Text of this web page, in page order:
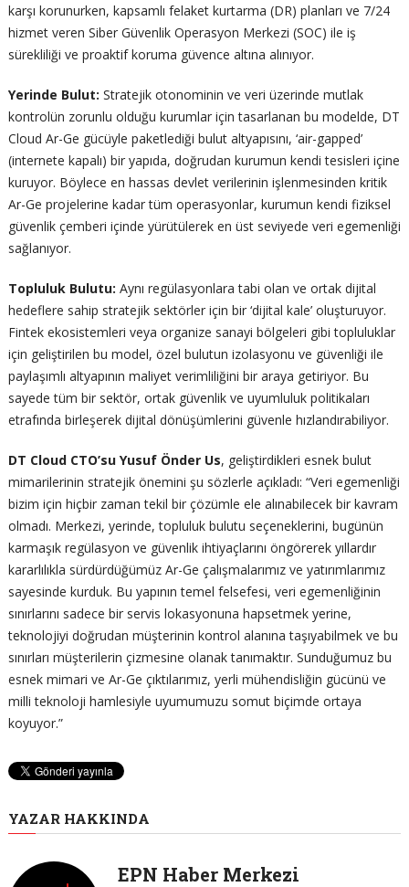
karşı korunurken, kapsamlı felaket kurtarma (DR) planları ve 7/24
hizmet veren Siber Güvenlik Operasyon Merkezi (SOC) ile iş
sürekliliği ve proaktif koruma güvence altına alınıyor.
Yerinde Bulut: Stratejik otonominin ve veri üzerinde mutlak
kontrolün zorunlu olduğu kurumlar için tasarlanan bu modelde, DT
Cloud Ar-Ge gücüyle paketlediği bulut altyapısını, ‘air-gapped’
(internete kapalı) bir yapıda, doğrudan kurumun kendi tesisleri içine
kuruyor. Böylece en hassas devlet verilerinin işlenmesinden kritik
Ar-Ge projelerine kadar tüm operasyonlar, kurumun kendi fiziksel
güvenlik çemberi içinde yürütülerek en üst seviyede veri egemenliği
sağlanıyor.
Topluluk Bulutu: Aynı regülasyonlara tabi olan ve ortak dijital
hedeflere sahip stratejik sektörler için bir ‘dijital kale’ oluşturuyor.
Fintek ekosistemleri veya organize sanayi bölgeleri gibi topluluklar
için geliştirilen bu model, özel bulutun izolasyonu ve güvenliği ile
paylaşımlı altyapının maliyet verimliliğini bir araya getiriyor. Bu
sayede tüm bir sektör, ortak güvenlik ve uyumluluk politikaları
etrafında birleşerek dijital dönüşümlerini güvenle hızlandırabiliyor.
DT Cloud CTO’su Yusuf Önder Us, geliştirdikleri esnek bulut
mimarilerinin stratejik önemini şu sözlerle açıkladı: “Veri egemenliği
bizim için hiçbir zaman tekil bir çözümle ele alınabilecek bir kavram
olmadı. Merkezi, yerinde, topluluk bulutu seçeneklerini, bugünün
karmaşık regülasyon ve güvenlik ihtiyaçlarını öngörerek yıllardır
kararlılıkla sürdürdüğümüz Ar-Ge çalışmalarımız ve yatırımlarımız
sayesinde kurduk. Bu yapının temel felsefesi, veri egemenliğinin
sınırlarını sadece bir servis lokasyonuna hapsetmek yerine,
teknolojiyi doğrudan müşterinin kontrol alanına taşıyabilmek ve bu
sınırları müşterilerin çizmesine olanak tanımaktır. Sunduğumuz bu
esnek mimari ve Ar-Ge çıktılarımız, yerli mühendisliğin gücünü ve
milli teknoloji hamlesiyle uyumumuzu somut biçimde ortaya
koyuyor.”
YAZAR HAKKINDA
EPN Haber Merkezi